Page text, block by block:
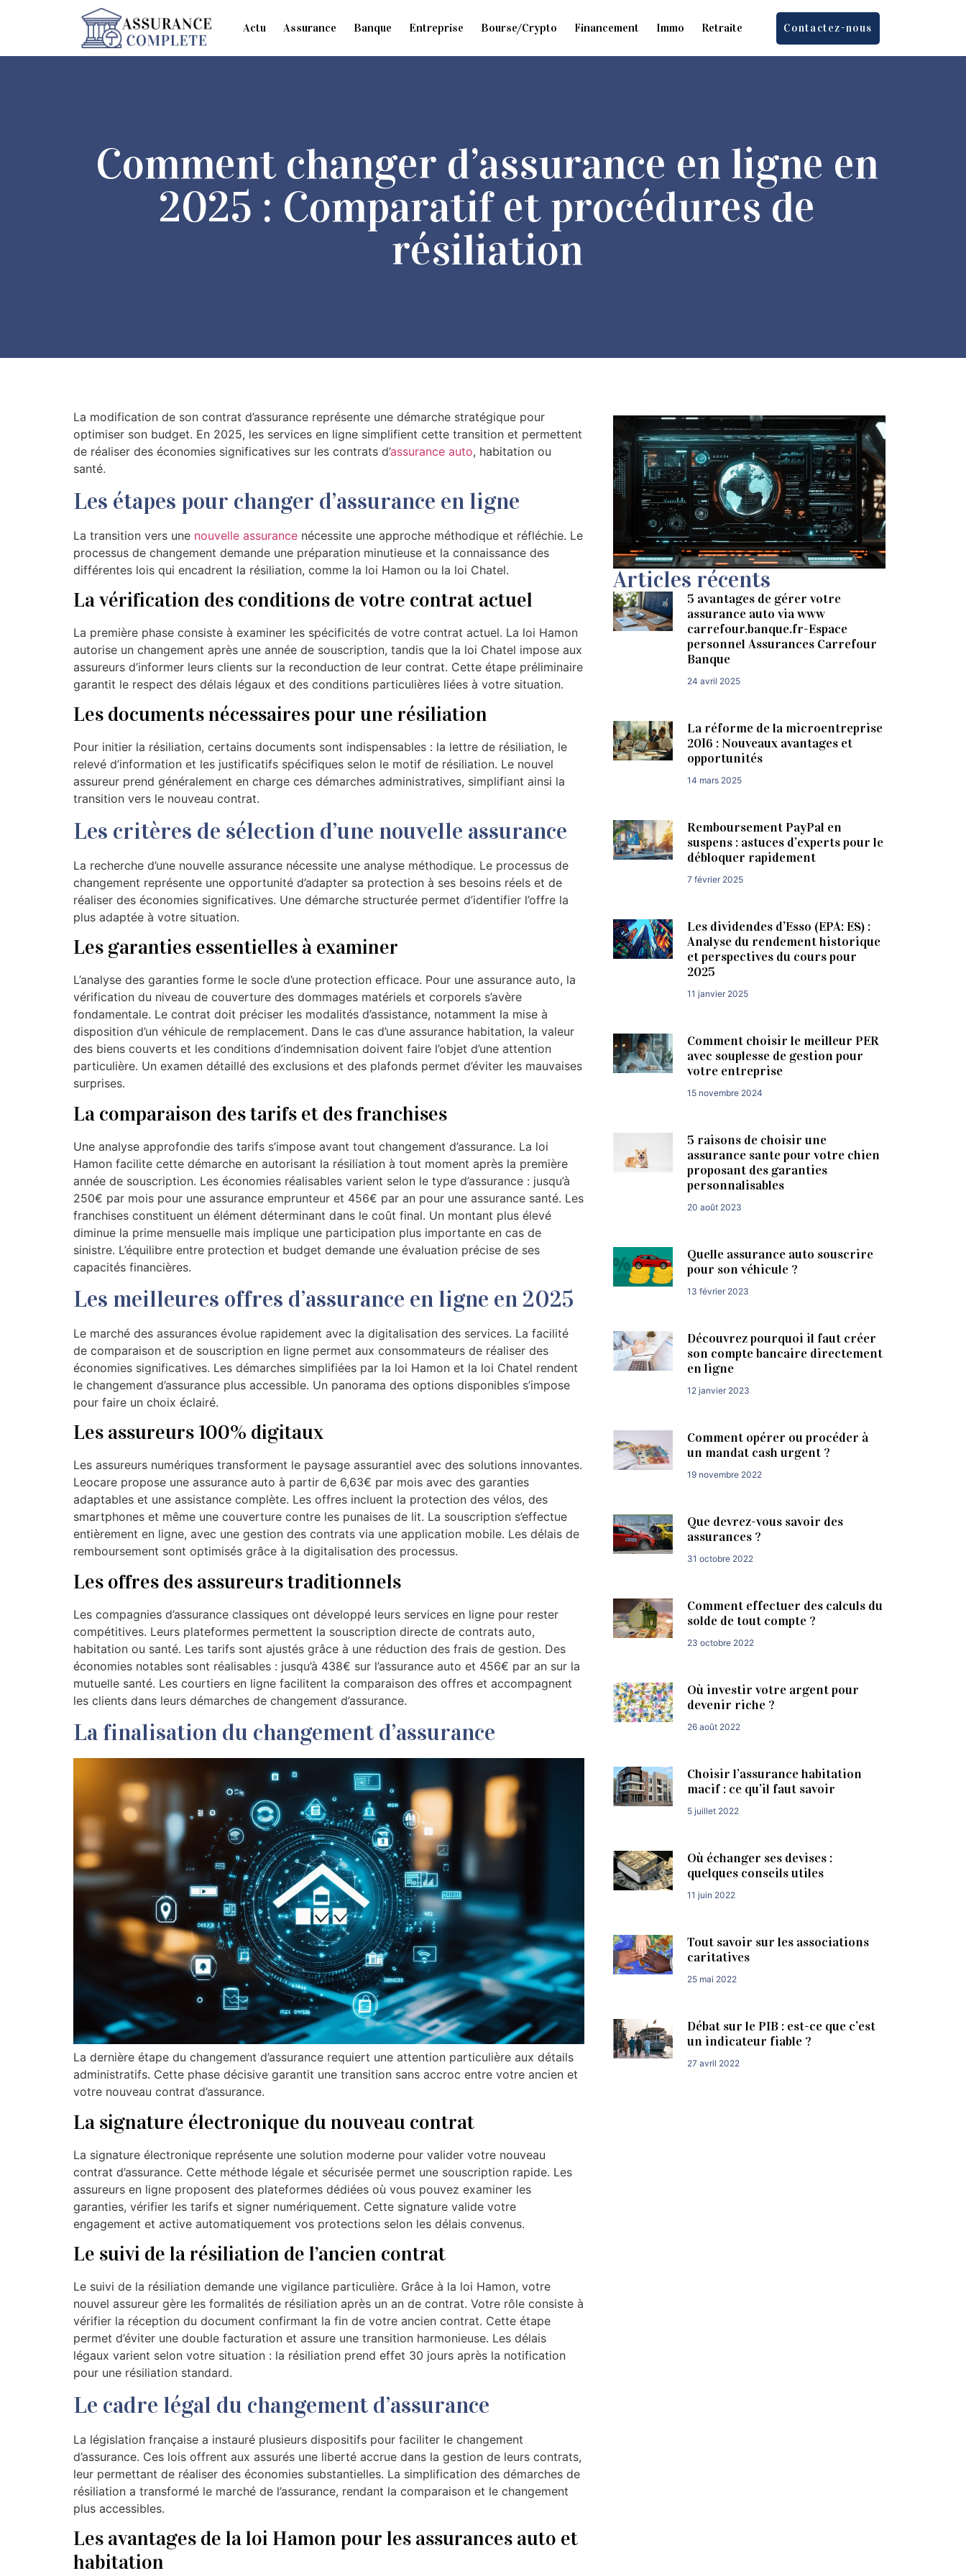
Actu Assurance Banque Entreprise Bourse/Crypto Financement Immo Retraite Contactez-nous
Comment changer d’assurance en ligne en
2025 : Comparatif et procédures de
résiliation
La modification de son contrat d’assurance représente une démarche stratégique pour
optimiser son budget. En 2025, les services en ligne simplifient cette transition et permettent
de réaliser des économies significatives sur les contrats d’assurance auto, habitation ou
santé.
Les étapes pour changer d’assurance en ligne
La transition vers une nouvelle assurance nécessite une approche méthodique et réfléchie. Le
processus de changement demande une préparation minutieuse et la connaissance des
différentes lois qui encadrent la résiliation, comme la loi Hamon ou la loi Chatel.
La vérification des conditions de votre contrat actuel
La première phase consiste à examiner les spécificités de votre contrat actuel. La loi Hamon
autorise un changement après une année de souscription, tandis que la loi Chatel impose aux
assureurs d’informer leurs clients sur la reconduction de leur contrat. Cette étape préliminaire
garantit le respect des délais légaux et des conditions particulières liées à votre situation.
Les documents nécessaires pour une résiliation
Pour initier la résiliation, certains documents sont indispensables : la lettre de résiliation, le
relevé d’information et les justificatifs spécifiques selon le motif de résiliation. Le nouvel
assureur prend généralement en charge ces démarches administratives, simplifiant ainsi la
transition vers le nouveau contrat.
Les critères de sélection d’une nouvelle assurance
La recherche d’une nouvelle assurance nécessite une analyse méthodique. Le processus de
changement représente une opportunité d’adapter sa protection à ses besoins réels et de
réaliser des économies significatives. Une démarche structurée permet d’identifier l’offre la
plus adaptée à votre situation.
Les garanties essentielles à examiner
L’analyse des garanties forme le socle d’une protection efficace. Pour une assurance auto, la
vérification du niveau de couverture des dommages matériels et corporels s’avère
fondamentale. Le contrat doit préciser les modalités d’assistance, notamment la mise à
disposition d’un véhicule de remplacement. Dans le cas d’une assurance habitation, la valeur
des biens couverts et les conditions d’indemnisation doivent faire l’objet d’une attention
particulière. Un examen détaillé des exclusions et des plafonds permet d’éviter les mauvaises
surprises.
La comparaison des tarifs et des franchises
Une analyse approfondie des tarifs s’impose avant tout changement d’assurance. La loi
Hamon facilite cette démarche en autorisant la résiliation à tout moment après la première
année de souscription. Les économies réalisables varient selon le type d’assurance : jusqu’à
250€ par mois pour une assurance emprunteur et 456€ par an pour une assurance santé. Les
franchises constituent un élément déterminant dans le coût final. Un montant plus élevé
diminue la prime mensuelle mais implique une participation plus importante en cas de
sinistre. L’équilibre entre protection et budget demande une évaluation précise de ses
capacités financières.
Les meilleures offres d’assurance en ligne en 2025
Le marché des assurances évolue rapidement avec la digitalisation des services. La facilité
de comparaison et de souscription en ligne permet aux consommateurs de réaliser des
économies significatives. Les démarches simplifiées par la loi Hamon et la loi Chatel rendent
le changement d’assurance plus accessible. Un panorama des options disponibles s’impose
pour faire un choix éclairé.
Les assureurs 100% digitaux
Les assureurs numériques transforment le paysage assurantiel avec des solutions innovantes.
Leocare propose une assurance auto à partir de 6,63€ par mois avec des garanties
adaptables et une assistance complète. Les offres incluent la protection des vélos, des
smartphones et même une couverture contre les punaises de lit. La souscription s’effectue
entièrement en ligne, avec une gestion des contrats via une application mobile. Les délais de
remboursement sont optimisés grâce à la digitalisation des processus.
Les offres des assureurs traditionnels
Les compagnies d’assurance classiques ont développé leurs services en ligne pour rester
compétitives. Leurs plateformes permettent la souscription directe de contrats auto,
habitation ou santé. Les tarifs sont ajustés grâce à une réduction des frais de gestion. Des
économies notables sont réalisables : jusqu’à 438€ sur l’assurance auto et 456€ par an sur la
mutuelle santé. Les courtiers en ligne facilitent la comparaison des offres et accompagnent
les clients dans leurs démarches de changement d’assurance.
La finalisation du changement d’assurance
La dernière étape du changement d’assurance requiert une attention particulière aux détails
administratifs. Cette phase décisive garantit une transition sans accroc entre votre ancien et
votre nouveau contrat d’assurance.
La signature électronique du nouveau contrat
La signature électronique représente une solution moderne pour valider votre nouveau
contrat d’assurance. Cette méthode légale et sécurisée permet une souscription rapide. Les
assureurs en ligne proposent des plateformes dédiées où vous pouvez examiner les
garanties, vérifier les tarifs et signer numériquement. Cette signature valide votre
engagement et active automatiquement vos protections selon les délais convenus.
Le suivi de la résiliation de l’ancien contrat
Le suivi de la résiliation demande une vigilance particulière. Grâce à la loi Hamon, votre
nouvel assureur gère les formalités de résiliation après un an de contrat. Votre rôle consiste à
vérifier la réception du document confirmant la fin de votre ancien contrat. Cette étape
permet d’éviter une double facturation et assure une transition harmonieuse. Les délais
légaux varient selon votre situation : la résiliation prend effet 30 jours après la notification
pour une résiliation standard.
Le cadre légal du changement d’assurance
La législation française a instauré plusieurs dispositifs pour faciliter le changement
d’assurance. Ces lois offrent aux assurés une liberté accrue dans la gestion de leurs contrats,
leur permettant de réaliser des économies substantielles. La simplification des démarches de
résiliation a transformé le marché de l’assurance, rendant la comparaison et le changement
plus accessibles.
Les avantages de la loi Hamon pour les assurances auto et
habitation
Articles récents
5 avantages de gérer votre
assurance auto via www
carrefour.banque.fr-Espace
personnel Assurances Carrefour
Banque
24 avril 2025
La réforme de la microentreprise
2016 : Nouveaux avantages et
opportunités
14 mars 2025
Remboursement PayPal en
suspens : astuces d’experts pour le
débloquer rapidement
7 février 2025
Les dividendes d’Esso (EPA: ES) :
Analyse du rendement historique
et perspectives du cours pour
2025
11 janvier 2025
Comment choisir le meilleur PER
avec souplesse de gestion pour
votre entreprise
15 novembre 2024
5 raisons de choisir une
assurance sante pour votre chien
proposant des garanties
personnalisables
20 août 2023
Quelle assurance auto souscrire
pour son véhicule ?
13 février 2023
Découvrez pourquoi il faut créer
son compte bancaire directement
en ligne
12 janvier 2023
Comment opérer ou procéder à
un mandat cash urgent ?
19 novembre 2022
Que devrez-vous savoir des
assurances ?
31 octobre 2022
Comment effectuer des calculs du
solde de tout compte ?
23 octobre 2022
Où investir votre argent pour
devenir riche ?
26 août 2022
Choisir l’assurance habitation
macif : ce qu’il faut savoir
5 juillet 2022
Où échanger ses devises :
quelques conseils utiles
11 juin 2022
Tout savoir sur les associations
caritatives
25 mai 2022
Débat sur le PIB : est-ce que c’est
un indicateur fiable ?
27 avril 2022